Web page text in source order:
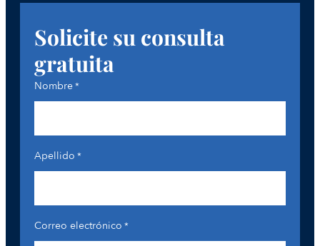
Solicite su consulta
gratuita
Nombre*
Apellido *
Correo electrónico *